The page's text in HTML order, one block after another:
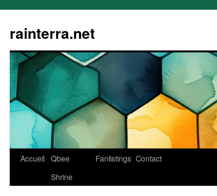
rainterra.net
Aller
Accueil Qbee
Shrine
Fanlistings Contact